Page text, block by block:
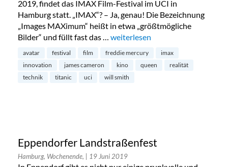
2019, findet das IMAX Film-Festival im UCI in
Hamburg statt. „IMAX“? – Ja, genau! Die Bezeichnung
„Images MAXimum“ heißt in etwa „größtmögliche
Bilder“ und füllt fast das … „IMAX Film-Festival in Wansbek“
weiterlesen
avatar festival film freddie mercury
imax
innovation
james cameron kino queen
realität
technik
titanic uci will smith
Eppendorfer Landstraßenfest
Hamburg, Wochenende, | 19 Juni 2019